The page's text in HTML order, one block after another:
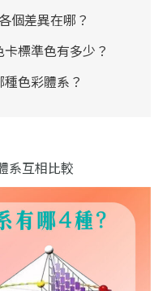
個差異在哪？
標準色有多少？
色彩體系？
系互相比較